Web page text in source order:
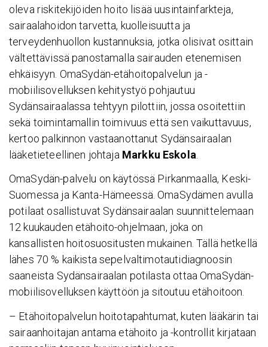
oleva riskitekijöiden hoito lisää uusintainfarkteja,
sairaalahoidon tarvetta, kuolleisuutta ja
terveydenhuollon kustannuksia, jotka olisivat osittain
vältettävissä panostamalla sairauden etenemisen
ehkäisyyn. OmaSydän-etähoitopalvelun ja -
mobiilisovelluksen kehitystyö pohjautuu
Sydänsairaalassa tehtyyn pilottiin, jossa osoitettiin
sekä toimintamallin toimivuus että sen vaikuttavuus,
kertoo palkinnon vastaanottanut Sydänsairaalan
lääketieteellinen johtaja Markku Eskola
OmaSydän-palvelu on käytössä Pirkanmaalla, Keski-
Suomessa ja Kanta-Hämeessä. OmaSydämen avulla
potilaat osallistuvat Sydänsairaalan suunnittelemaan
12 kuukauden etähoito-ohjelmaan, joka on
kansallisten hoitosuositusten mukainen. Tällä hetkellä
lähes 70 % kaikista sepelvaltimotautidiagnoosin
saaneista Sydänsairaalan potilasta ottaa OmaSydän-
mobiilisovelluksen käyttöön ja sitoutuu etähoitoon.
– Etähoitopalvelun hoitotapahtumat, kuten lääkärin tai
sairaanhoitajan antama etähoito ja -kontrollit kirjataan